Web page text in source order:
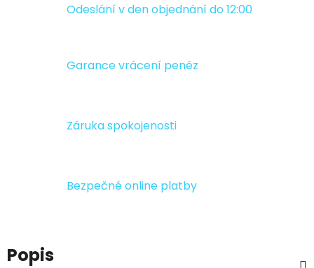
Odeslání v den objednání do 12:00
Garance vrácení peněz
Záruka spokojenosti
Bezpečné online platby
Popis